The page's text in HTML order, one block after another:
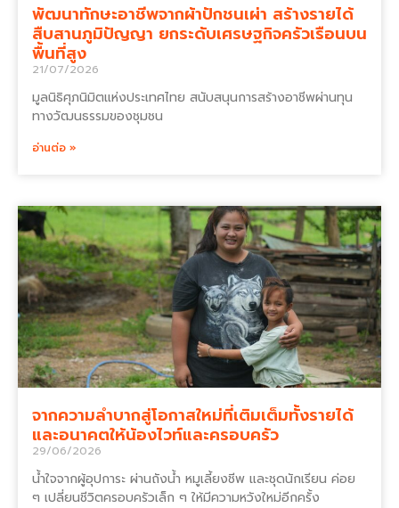
พัฒนาทักษะอาชีพจากผ้าปักชนเผ่า สร้างรายได้
สืบสานภูมิปัญญา ยกระดับเศรษฐกิจครัวเรือนบน
พื้นที่สูง
21/07/2026
มูลนิธิศุภนิมิตแห่งประเทศไทย สนับสนุนการสร้างอาชีพผ่านทุน
ทางวัฒนธรรมของชุมชน
อ่านต่อ »
จากความลำบากสู่โอกาสใหม่ที่เติมเต็มทั้งรายได้
และอนาคตให้น้องไวท์และครอบครัว
29/06/2026
น้ำใจจากผู้อุปการะ ผ่านถังน้ำ หมูเลี้ยงชีพ และชุดนักเรียน ค่อย
ๆ เปลี่ยนชีวิตครอบครัวเล็ก ๆ ให้มีความหวังใหม่อีกครั้ง